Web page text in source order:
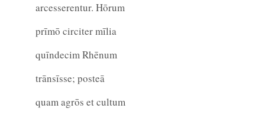
arcesserentur. Hōrum
prīmō circiter mīlia
quīndecim Rhēnum
trānsīsse; posteā
quam agrōs et cultum